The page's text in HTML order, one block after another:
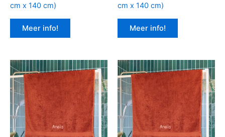
cm x 140 cm)
Meer info!
cm x 140 cm)
Meer info!